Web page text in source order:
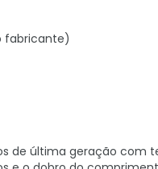
fabricante)
de última geração com